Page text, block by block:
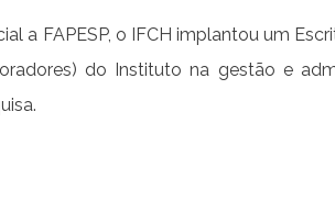
a FAPESP, o IFCH implantou um
do Instituto na gestão e